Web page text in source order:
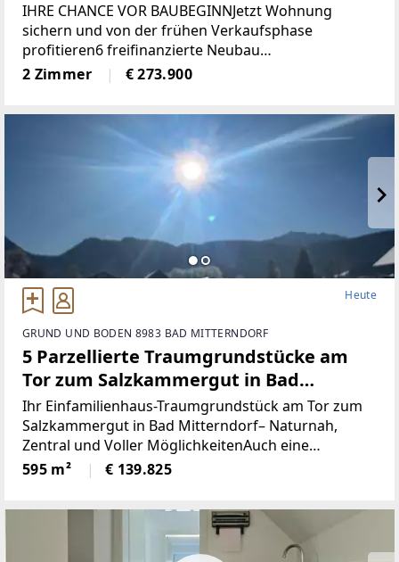
IHRE CHANCE VOR BAUBEGINNJetzt Wohnung
sichern und von der frühen Verkaufsphase
profitieren6 freifinanzierte Neubau
EigentumswohnungenWohnungsgrößen von ca. 50
m² bis 68 m²Alle Wohnungen sind entweder mit
2 Zimmer € 273.900
Heute
GRUND UND BODEN 8983 BAD MITTERNDORF
5 Parzellierte Traumgrundstücke am
Tor zum Salzkammergut in Bad
Mitterndorf - naturnah, zentral und
voller Möglichkeiten (Provisionsfrei)
Ihr Einfamilienhaus-Traumgrundstück am Tor zum
Salzkammergut in Bad Mitterndorf– Naturnah,
Zentral und Voller MöglichkeitenAuch eine
touristische Vermietung ist nach Absprache mit der
Gemeinde möglich.Die Loipe und Therme
595 m² € 139.825